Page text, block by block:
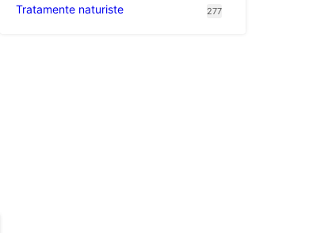
Tratamente naturiste 277